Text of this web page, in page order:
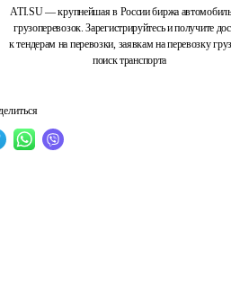
ATI.SU — крупнейшая в России биржа
грузоперевозок. Зарегистрируйтесь и получите
к тендерам на перевозки, заявкам на перевозку
поиск транспорта